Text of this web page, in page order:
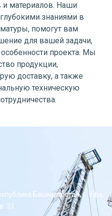
и материалов. Наши
знаниями в
помогут вам
для вашей задачи,
проекта. Мы
продукции,
доставку, а также
техническую
Башкортостан, г. Уфа,
33